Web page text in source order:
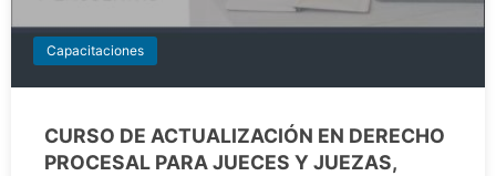
Capacitaciones
CURSO DE ACTUALIZACIÓN EN DERECHO
PROCESAL PARA JUECES Y JUEZAS,